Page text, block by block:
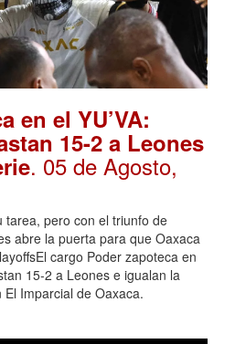
en el YU’VA:
15-2 a Leones
. 05 de Agosto,
tarea, pero con el triunfo de
abre la puerta para que Oaxaca
cargo Poder zapoteca en
15-2 a Leones e igualan la
Imparcial de Oaxaca.